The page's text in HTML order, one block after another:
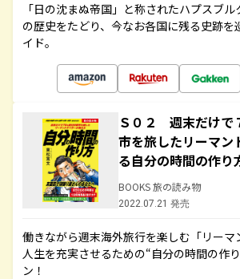
「日の沈まぬ帝国」と称されたハプスブ
の歴史をたどり、今なお各国に残る史跡を
イド。
Ｓ０２ 週末だけで
市を旅したリーマン
る自分の時間の作り
BOOKS 旅の読み物
2022.07.21 発売
働きながら週末海外旅行を楽しむ「リーマ
人生を充実させるための“自分の時間の作
ン！